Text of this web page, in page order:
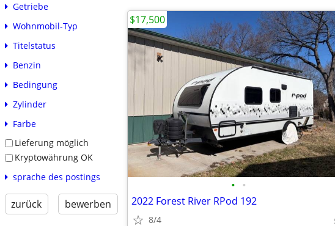
Getriebe
Wohnmobil-Typ
Titelstatus
Benzin
Bedingung
Zylinder
Farbe
Lieferung möglich
Kryptowährung OK
sprache des postings
zurück bewerben
• •
2022 Forest River RPod 192
8/4
$17,500